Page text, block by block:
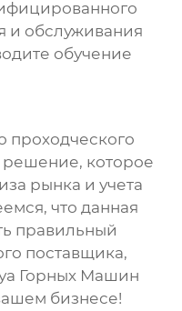
и обслуживания
обучение
проходческого
решение, которое
рынка и учета
что данная
правильный
поставщика,
Горных Машин
бизнесе!